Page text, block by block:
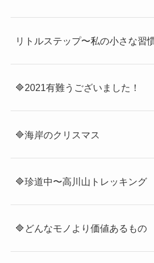
リトルステップ〜私の小さな習
🔷2021有難うございました！
🔷海岸のクリスマス
🔷珍道中〜高川山トレッキング
🔷どんなモノより価値あるもの